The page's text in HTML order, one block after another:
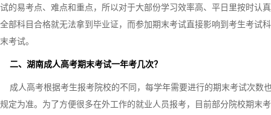
试的易考点、难点和重点，所以对于大部份学习效率高、平日里按时认
全部科目合格就无法拿到毕业证，而参加期末考试直接影响到考生考试
末考试。
二、湖南成人高考期末考试一年考几次？
成人高考根据考生报考院校的不同，每学年需要进行的期末考试次数
规定为准。为了方便很多在外工作的就业人员报考，目前部分院校期末